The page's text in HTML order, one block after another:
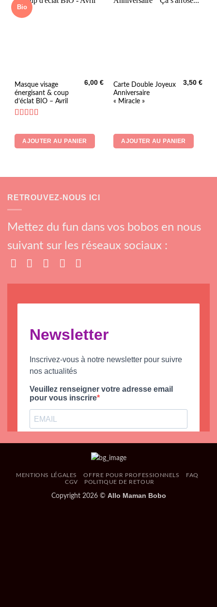
la
page
Bio
Masque visage
énergisant & coup
d’éclat BIO – Avril
6,00€
AJOUTER AU PANIER
Carte Double Joyeux
Anniversaire
« Miracle »
3,50€
AJOUTER AU PANIER
RETROUVEZ-NOUS ICI
Mettez du fun dans vos bobos en nous
suivant sur les réseaux sociaux :
MENTIONS LÉGALES OFFRE POUR PROFESSIONNELS
FAQ
CGV
POLITIQUE DE RETOUR
Copyright 2026 © Allo Maman Bobo